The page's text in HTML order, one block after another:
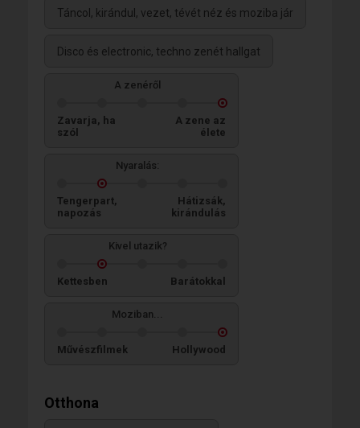
Táncol, kirándul, vezet, tévét néz és moziba jár
Disco és electronic, techno zenét hallgat
A zenéről
Zavarja, ha
szól
A zene az
élete
Nyaralás:
Tengerpart,
napozás
Hátizsák,
kirándulás
Kivel utazik?
Kettesben Barátokkal
Moziban...
Művészfilmek Hollywood
Otthona